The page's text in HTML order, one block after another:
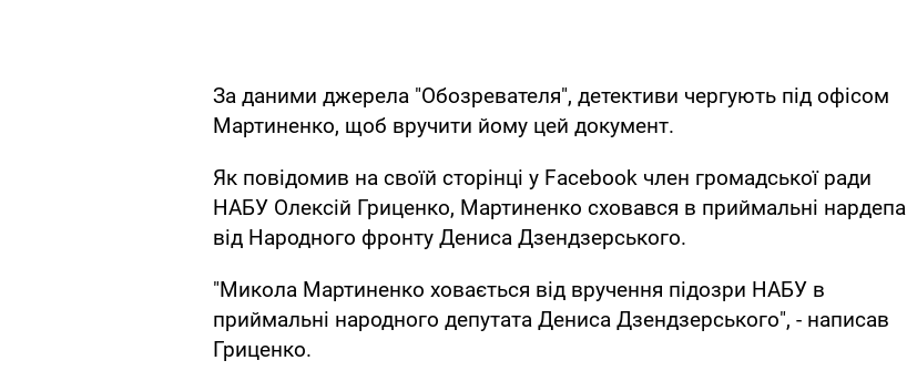
За даними джерела "Обозревателя", детективи чергують під офісом
Мартиненко, щоб вручити йому цей документ.
Як повідомив на своїй сторінці у Facebook член громадської ради
НАБУ Олексій Гриценко, Мартиненко сховався в приймальні нардепа
від Народного фронту Дениса Дзендзерського.
"Микола Мартиненко ховається від вручення підозри НАБУ в
приймальні народного депутата Дениса Дзендзерського", - написав
Гриценко.